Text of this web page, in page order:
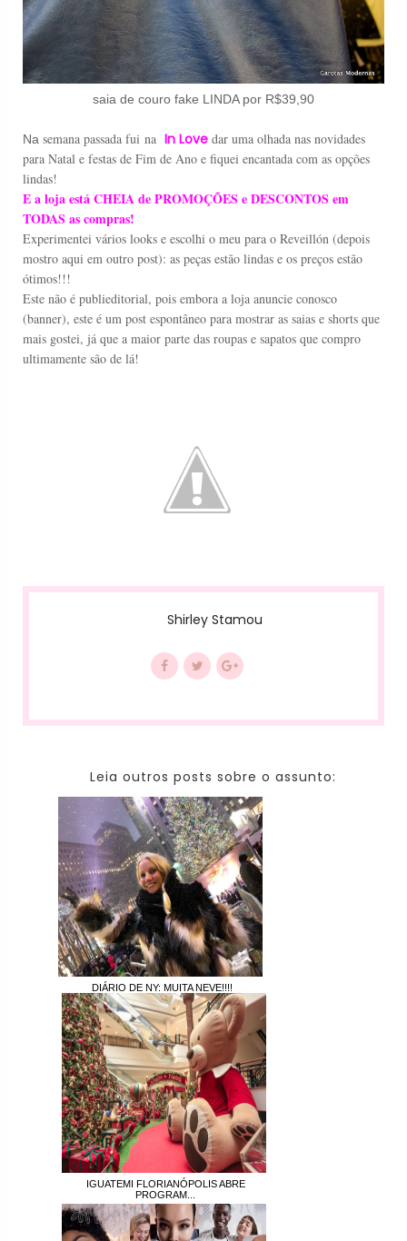
saia de couro fake LINDA por R$39,90
Na semana passada fui na In Lovedar uma olhada nas novidades
para Natal e festas de Fim de Ano e fiquei encantada com as opções
lindas!
E a loja está CHEIA de PROMOÇÕES e DESCONTOS em
TODAS as compras!
Experimentei vários looks e escolhi o meu para o Reveillón (depois
mostro aqui em outro post): as peças estão lindas e os preços estão
ótimos!!!
Este não é publieditorial, pois embora a loja anuncie conosco
(banner), este é um post espontâneo para mostrar as saias e shorts que
mais gostei, já que a maior parte das roupas e sapatos que compro
ultimamente são de lá!
Shirley Stamou
Leia outros posts sobre o assunto:
DIÁRIO DE NY: MUITA NEVE!!!!
IGUATEMI FLORIANÓPOLIS ABRE
PROGRAM...